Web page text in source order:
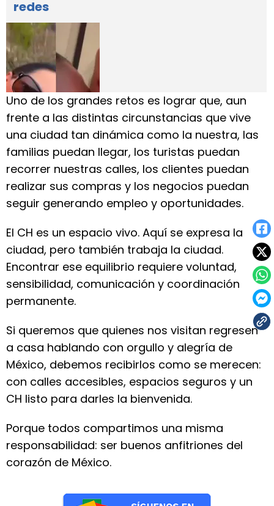
redes
Uno de los grandes retos es lograr que, aun
frente a las distintas circunstancias que vive
una ciudad tan dinámica como la nuestra, las
familias puedan llegar, los turistas puedan
recorrer nuestras calles, los clientes puedan
realizar sus compras y los negocios puedan
seguir generando empleo y oportunidades.
El CH es un espacio vivo. Aquí se expresa la
ciudad, pero también trabaja la ciudad.
Encontrar ese equilibrio requiere voluntad,
sensibilidad, comunicación y coordinación
permanente.
Si queremos que quienes nos visitan regresen
a casa hablando con orgullo y alegría de
México, debemos recibirlos como se merecen:
con calles accesibles, espacios seguros y un
CH listo para darles la bienvenida.
Porque todos compartimos una misma
responsabilidad: ser buenos anfitriones del
corazón de México.